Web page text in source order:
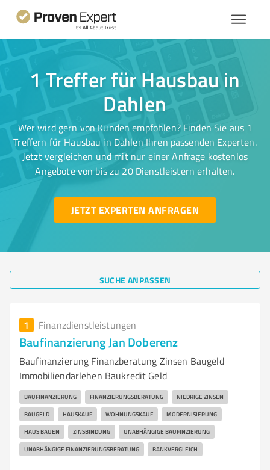
1 Treffer für Hausbau in
Dahlen
Wer wird gern von Kunden empfohlen? Finden Sie aus 1
Treffern für Hausbau in Dahlen Ihren passenden Experten.
Jetzt vergleichen und mit nur einer Anfrage kostenlos
Angebote von bis zu 20 Dienstleistern erhalten.
JETZT EXPERTEN ANFRAGEN
SUCHE ANPASSEN
1 Finanzdienstleistungen
Baufinanzierung Jan Doberenz
Baufinanzierung Finanzberatung Zinsen Baugeld
Immobiliendarlehen Baukredit Geld
BAUFINANZIERUNG FINANZIERUNGSBERATUNG NIEDRIGE ZINSEN
BAUGELD HAUSKAUF WOHNUNGSKAUF MODERNISIERUNG
HAUS BAUEN ZINSBINDUNG UNABHÄNGIGE BAUFINZIERUNG
UNABHÄNGIGE FINANZIERUNGSBERATUNG BANKVERGLEICH